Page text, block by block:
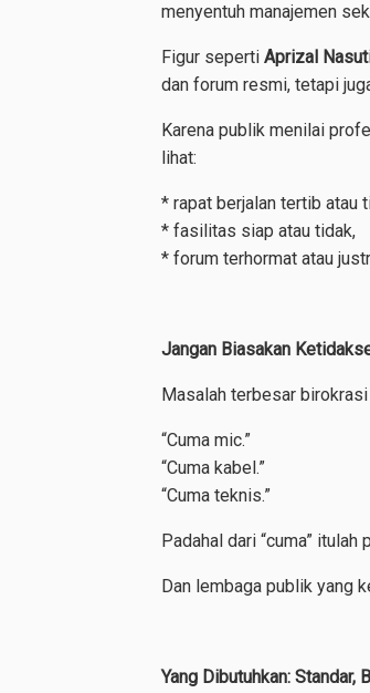
menyentuh manajemen
Figur seperti Aprizal
dan forum resmi, tetapi
Karena publik menilai
lihat:
* rapat berjalan tertib atau
* fasilitas siap atau tidak,
* forum terhormat atau
Jangan Biasakan
Masalah terbesar
“Cuma mic.”
“Cuma kabel.”
“Cuma teknis.”
Padahal dari “cuma”
Dan lembaga publik yang
Yang Dibutuhkan: Standar,